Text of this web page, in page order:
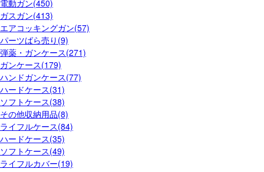
電動ガン(450)
ガスガン(413)
エアコッキングガン(57)
パーツばら売り(9)
弾薬・ガンケース(271)
ガンケース(179)
ハンドガンケース(77)
ハードケース(31)
ソフトケース(38)
その他収納用品(8)
ライフルケース(84)
ハードケース(35)
ソフトケース(49)
ライフルカバー(19)